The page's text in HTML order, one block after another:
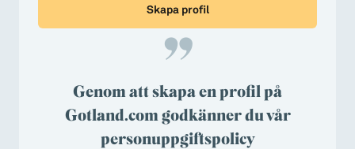
Skapa profil
Genom att skapa en profil på
Gotland.com godkänner du vår
personuppgiftspolicy